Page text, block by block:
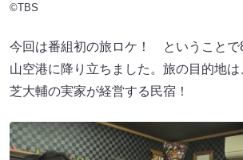
©TBS
今回は番組初の旅ロケ！ ということで
山空港に降り立ちました。旅の目的地は
芝大輔の実家が経営する民宿！